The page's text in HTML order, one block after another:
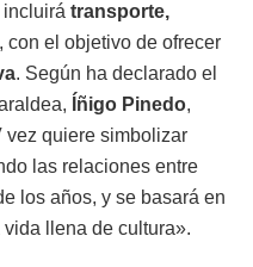
incluirá transporte,
, con el objetivo de ofrecer
. Según ha declarado el
Íñigo Pinedo,
vez quiere simbolizar
las relaciones entre
los años, y se basará en
llena de cultura».